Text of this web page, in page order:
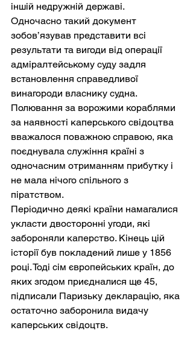
іншій недружній державі.
Одночасно такий документ
зобов’язував представити всі
результати та вигоди від операції
адміралтейському суду задля
встановлення справедливої
винагороди власнику судна.
Полювання за ворожими кораблями
за наявності каперського свідоцтва
вважалося поважною справою, яка
поєднувала служіння країні з
одночасним отриманням прибутку і
не мала нічого спільного з
піратством.
Періодично деякі країни намагалися
укласти двосторонні угоди, які
забороняли каперство. Кінець цій
історії був покладений лише у 1856
році. Тоді сім європейських країн, до
яких згодом приєдналися ще 45,
підписали Паризьку декларацію, яка
остаточно заборонила видачу
каперських свідоцтв.